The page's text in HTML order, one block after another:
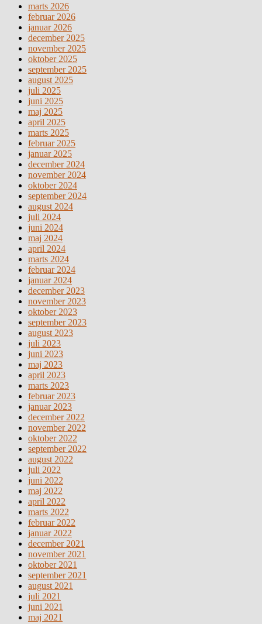
marts 2026
februar 2026
januar 2026
december 2025
november 2025
oktober 2025
september 2025
august 2025
juli 2025
juni 2025
maj 2025
april 2025
marts 2025
februar 2025
januar 2025
december 2024
november 2024
oktober 2024
september 2024
august 2024
juli 2024
juni 2024
maj 2024
april 2024
marts 2024
februar 2024
januar 2024
december 2023
november 2023
oktober 2023
september 2023
august 2023
juli 2023
juni 2023
maj 2023
april 2023
marts 2023
februar 2023
januar 2023
december 2022
november 2022
oktober 2022
september 2022
august 2022
juli 2022
juni 2022
maj 2022
april 2022
marts 2022
februar 2022
januar 2022
december 2021
november 2021
oktober 2021
september 2021
august 2021
juli 2021
juni 2021
maj 2021